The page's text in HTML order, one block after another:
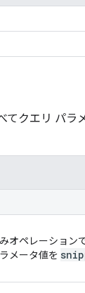
てクエリ パラ
オペレーション
メータ値を